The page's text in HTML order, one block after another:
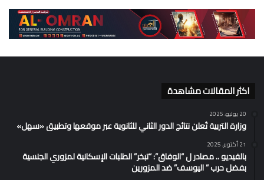
اكثر المقالات مشاهدة
20 يوليو، 2025
وزارة التربية تُعلن نتائج الدور الثاني للثانوية عبر موقعها وتطبيق «سهل»
21 أكتوبر، 2025
بالفيديو .. مصادر ل “الوفاق”: “تبخر” الطلبات الإسكانية لمزوري الجنسية
بفضل حرب ” اليوسف” ضد المزورين